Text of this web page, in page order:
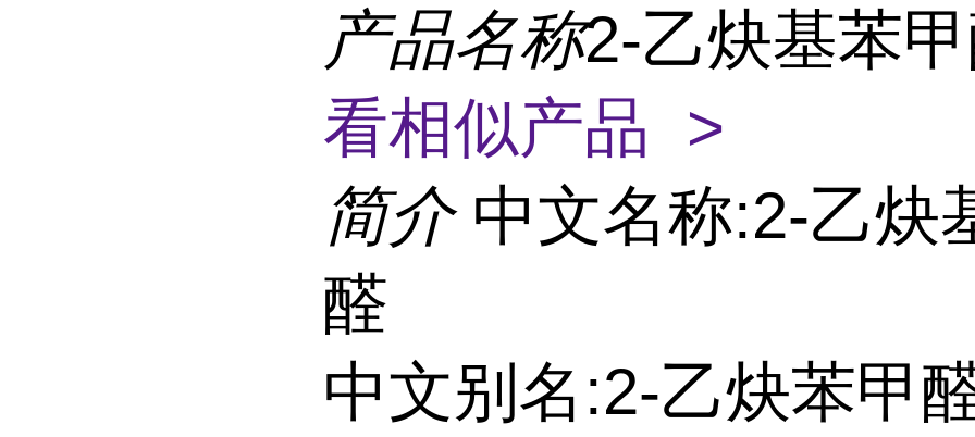
产品名称2-乙炔基苯
看相似产品 >
简介 中文名称:2-乙炔
醛
中文别名:2-乙炔苯甲